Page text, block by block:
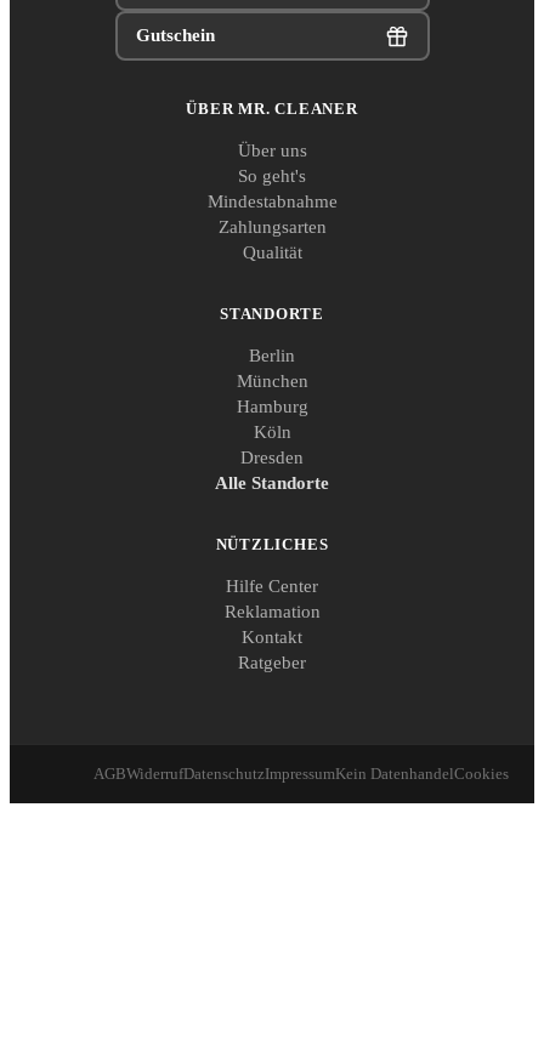
Gutschein
ÜBER MR. CLEANER
Über uns
So geht's
Mindestabnahme
Zahlungsarten
Qualität
STANDORTE
Berlin
München
Hamburg
Köln
Dresden
Alle Standorte
NÜTZLICHES
Hilfe Center
Reklamation
Kontakt
Ratgeber
AGBWiderrufDatenschutzImpressumKein DatenhandelCookies